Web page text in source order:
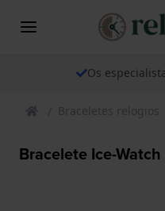
Os
Braceletes relogios
Bracelete Ice-